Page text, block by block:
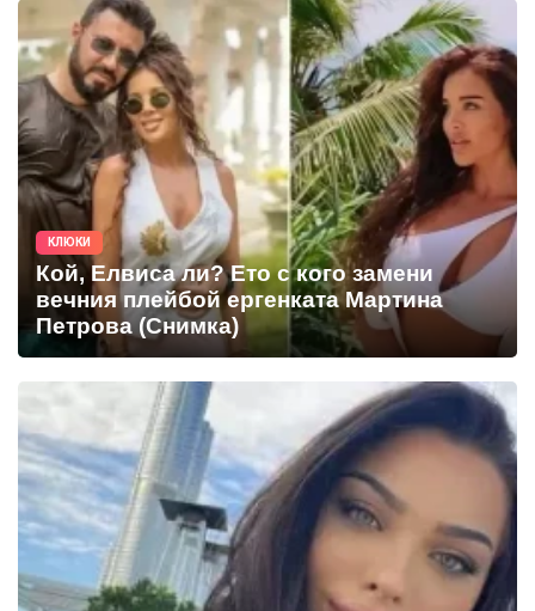
КЛЮКИ
Кой, Елвиса ли? Ето с кого замени
вечния плейбой ергенката Мартина
Петрова (Снимка)